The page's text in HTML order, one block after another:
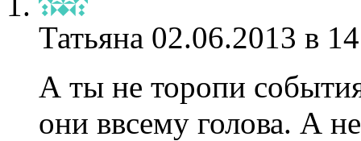
Татьяна 02.06.2013 в
А ты не торопи
они ввсему голова. А